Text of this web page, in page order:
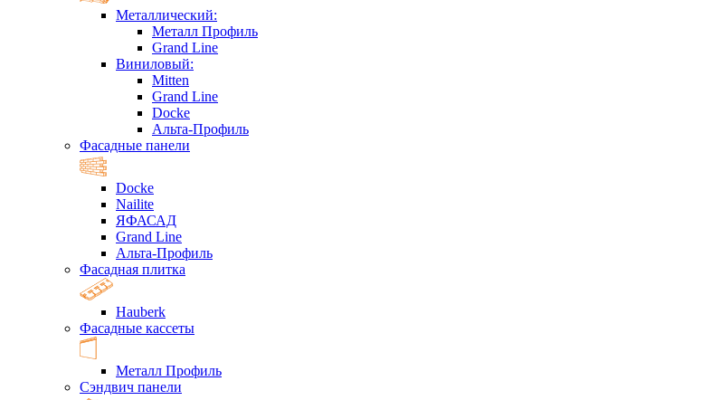
Металлический:
Металл Профиль
Grand Line
Виниловый:
Mitten
Grand Line
Docke
Альта-Профиль
Фасадные панели
Docke
Nailite
ЯФАСАД
Grand Line
Альта-Профиль
Фасадная плитка
Hauberk
Фасадные кассеты
Металл Профиль
Сэндвич панели